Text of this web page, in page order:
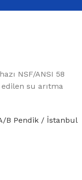
NSF/ANSI 58
su arıtma
B Pendik / İstanbul